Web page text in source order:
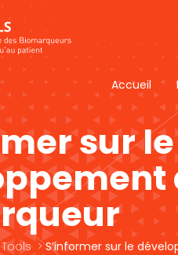
Accueil
sur le
Tools >S’informer sur le